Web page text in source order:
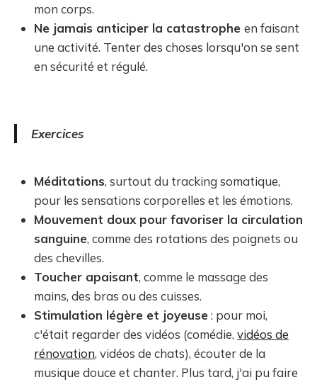
mon corps.
Ne jamais anticiper la catastrophe en faisant
une activité. Tenter des choses lorsqu'on se sent
en sécurité et régulé.
Exercices
Méditations, surtout du tracking somatique,
pour les sensations corporelles et les émotions.
Mouvement doux pour favoriser la circulation
sanguine, comme des rotations des poignets ou
des chevilles.
Toucher apaisant, comme le massage des
mains, des bras ou des cuisses.
Stimulation légère et joyeuse: pour moi,
c'était regarder des vidéos (comédie, vidéos de
rénovation, vidéos de chats), écouter de la
musique douce et chanter. Plus tard, j'ai pu faire